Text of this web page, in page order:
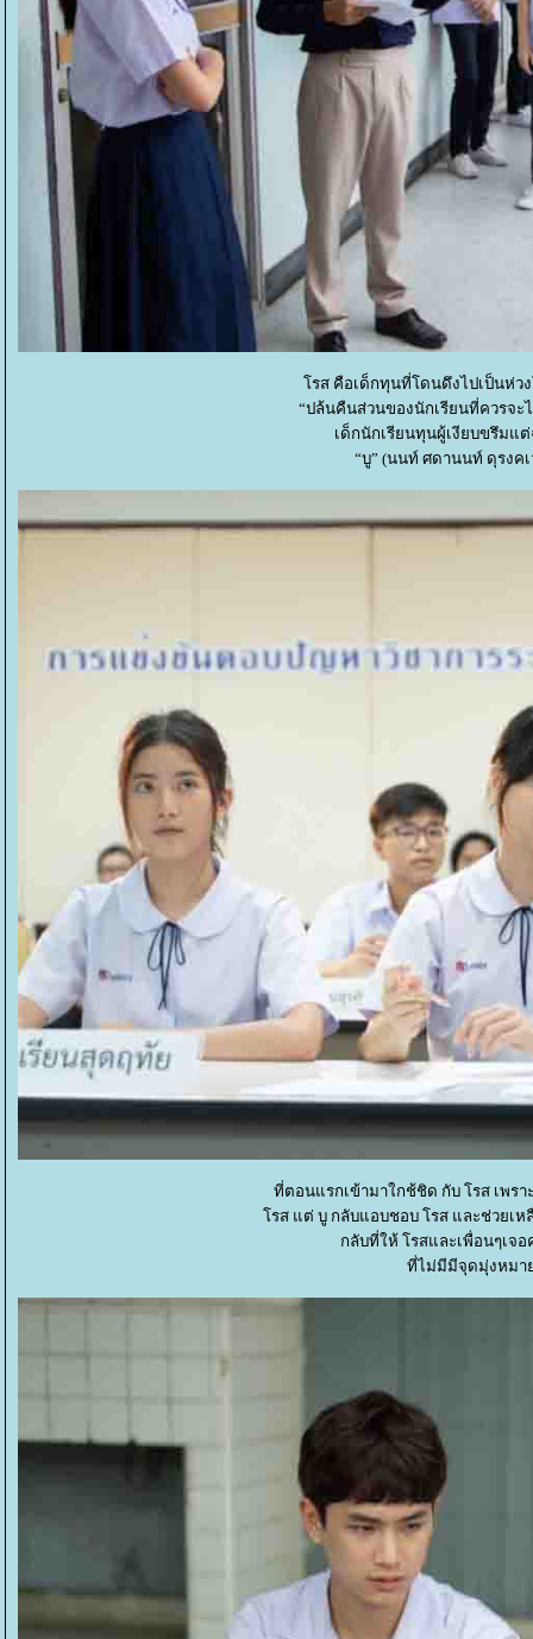
รส คือเด็กทุนที่โดนดึงไปเป็นห่ว
“ปล้นคืนส่วนของนักเรียนที่ควรจะ
เด็กนักเรียนทุนผู้เงียบขรึมแ
“บู” (นนท์ ศดานนท์ ดุรงค
ที่ตอนแรกเข้ามาใกช้ชิด กับ โรส เพรา
รส แต่ บู กลับแอบชอบ โรส และช่วยเ
กลับที่ให้ โรสและเพื่อนๆเจอ
ที่ไม่มีมีจุดมุ่งหมา